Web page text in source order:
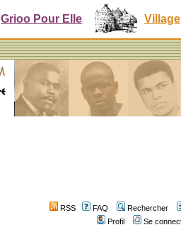
Grioo Pour Elle Village
RSS FAQ
Rechercher
Profil
Se